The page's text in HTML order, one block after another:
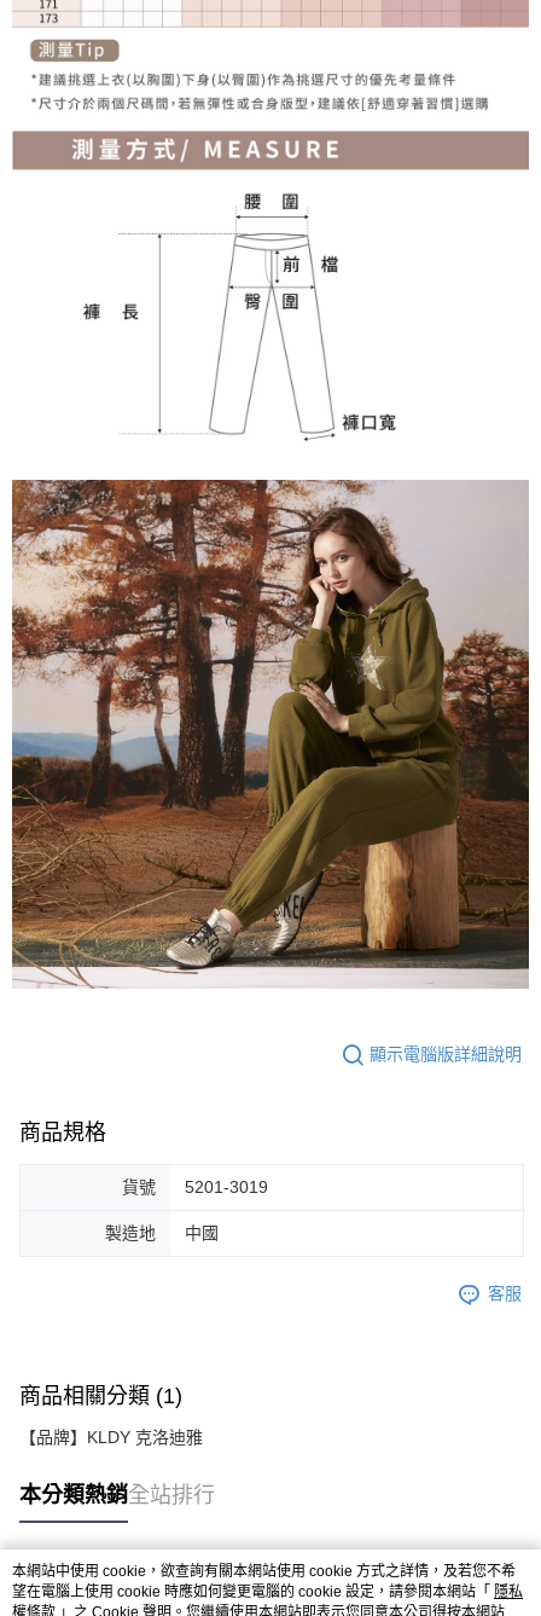
顯示電腦版詳細說明
商品規格
貨號 5201-3019
製造地 中國
客服
商品相關分類 (1)
【品牌】KLDY 克洛迪雅
本分類熱銷全站排行
熱門標籤
本網站中使用 cookie，欲查詢有關本網站使用 cookie 方式之詳情，及若您不希
望在電腦上使用 cookie 時應如何變更電腦的 cookie 設定，請參閱本網站「 隱私
權條款 」之 Cookie 聲明。您繼續使用本網站即表示您同意本公司得按本網站使